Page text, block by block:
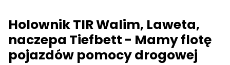
Holownik TIR Walim, Laweta,
naczepa Tiefbett - Mamy flotę
pojazdów pomocy drogowej